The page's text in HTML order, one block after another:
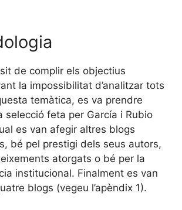
de complir els objectius
la impossibilitat d’analitzar tots
temàtica, es va prendre
selecció feta per García i Rubio
es van afegir altres blogs
bé pel prestigi dels seus autors,
atorgats o bé per la
institucional. Finalment es van
blogs (vegeu l’apèndix 1).